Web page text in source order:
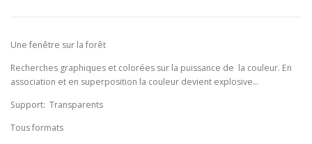
Une fenêtre sur la forêt
Recherches graphiques et colorées sur la puissance de la couleur. En
association et en superposition la couleur devient explosive…
Support: Transparents
Tous formats